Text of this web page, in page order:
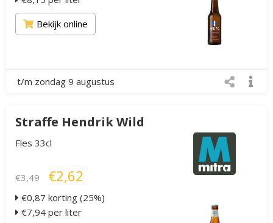
Bekijk online
t/m zondag 9 augustus
Straffe Hendrik Wild
Fles 33cl
€3,49 €2,62
€0,87 korting (25%)
€7,94 per liter